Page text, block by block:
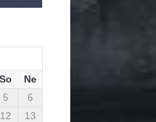
So Ne
5
6
12
13